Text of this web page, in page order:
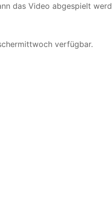
das Video abgespielt
verfügbar.